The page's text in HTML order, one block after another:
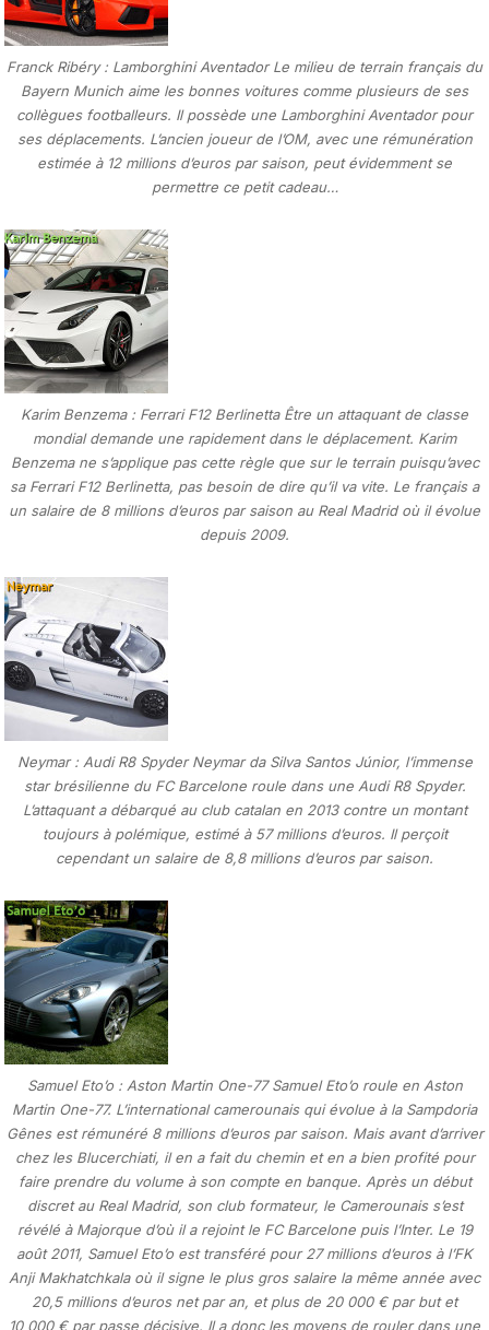
Franck Ribéry : Lamborghini Aventador Le milieu de terrain français du
Bayern Munich aime les bonnes voitures comme plusieurs de ses
collègues footballeurs. Il possède une Lamborghini Aventador pour
ses déplacements. L’ancien joueur de l’OM, avec une rémunération
estimée à 12 millions d’euros par saison, peut évidemment se
permettre ce petit cadeau…
Karim Benzema : Ferrari F12 Berlinetta Être un attaquant de classe
mondial demande une rapidement dans le déplacement. Karim
Benzema ne s’applique pas cette règle que sur le terrain puisqu’avec
sa Ferrari F12 Berlinetta, pas besoin de dire qu’il va vite. Le français a
un salaire de 8 millions d’euros par saison au Real Madrid où il évolue
depuis 2009.
Neymar : Audi R8 Spyder Neymar da Silva Santos Júnior, l’immense
star brésilienne du FC Barcelone roule dans une Audi R8 Spyder.
L’attaquant a débarqué au club catalan en 2013 contre un montant
toujours à polémique, estimé à 57 millions d’euros. Il perçoit
cependant un salaire de 8,8 millions d’euros par saison.
Samuel Eto’o : Aston Martin One-77 Samuel Eto’o roule en Aston
Martin One-77. L’international camerounais qui évolue à la Sampdoria
Gênes est rémunéré 8 millions d’euros par saison. Mais avant d’arriver
chez les Blucerchiati, il en a fait du chemin et en a bien profité pour
faire prendre du volume à son compte en banque. Après un début
discret au Real Madrid, son club formateur, le Camerounais s’est
révélé à Majorque d’où il a rejoint le FC Barcelone puis l’Inter. Le 19
août 2011, Samuel Eto’o est transféré pour 27 millions d’euros à l’FK
Anji Makhatchkala où il signe le plus gros salaire la même année avec
20,5 millions d’euros net par an, et plus de 20 000 € par but et
10 000 € par passe décisive. Il a donc les moyens de rouler dans une